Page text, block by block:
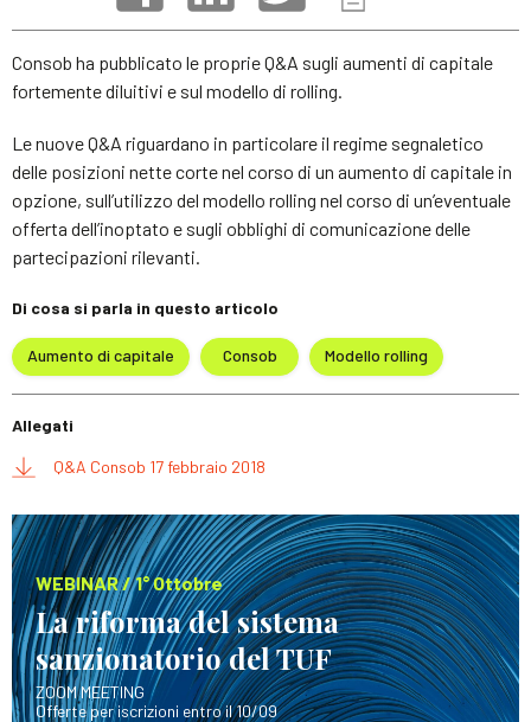
Consob ha pubblicato le proprie Q&A sugli aumenti di capitale
fortemente diluitivi e sul modello di rolling.
Le nuove Q&A riguardano in particolare il regime segnaletico
delle posizioni nette corte nel corso di un aumento di capitale in
opzione, sull’utilizzo del modello rolling nel corso di un’eventuale
offerta dell’inoptato e sugli obblighi di comunicazione delle
partecipazioni rilevanti.
Di cosa si parla in questo articolo
Aumento di capitale Consob Modello rolling
Allegati
Q&A Consob 17 febbraio 2018
WEBINAR / 1° Ottobre
La riforma del sistema
sanzionatorio del TUF
ZOOM MEETING
Offerte per iscrizioni entro il 10/09